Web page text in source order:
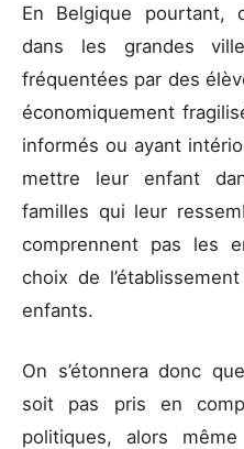
En Belgique pourtant,
dans les grandes
fréquentées par des
économiquement
informés ou ayant
mettre leur enfant
familles qui leur
comprennent pas les
choix de
enfants.
On s’étonnera donc
soit pas pris en
politiques, alors